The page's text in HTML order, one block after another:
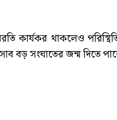
কার্যকর থাকলেও
বড় সংঘাতের জন্ম দিতে